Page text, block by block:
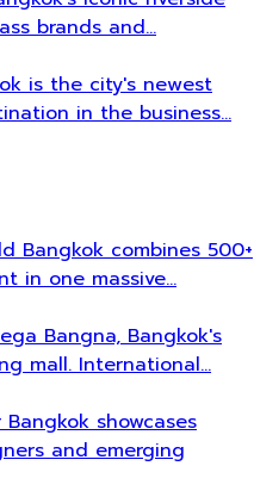
brands and…
is the city's newest
in the business…
Bangkok combines 500+
in one massive…
Bangna, Bangkok's
mall. International…
showcases
and emerging